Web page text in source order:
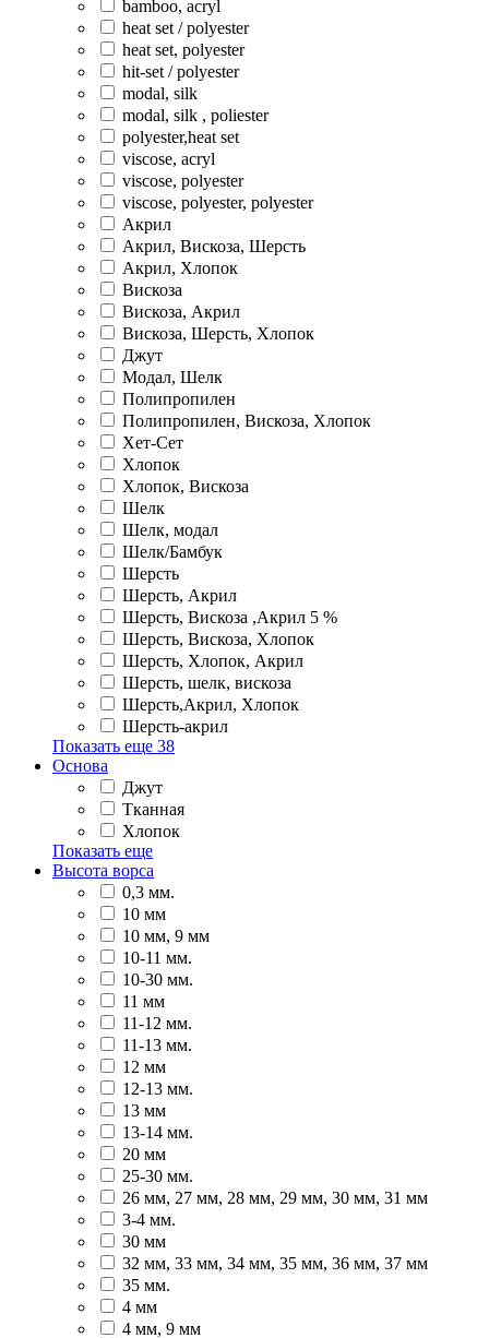
bamboo, acryl
heat set / polyester
heat set, polyester
hit-set / polyester
modal, silk
modal, silk , poliester
polyester,heat set
viscose, acryl
viscose, polyester
viscose, polyester, polyester
Акрил
Акрил, Вискоза, Шерсть
Акрил, Хлопок
Вискоза
Вискоза, Акрил
Вискоза, Шерсть, Хлопок
Джут
Модал, Шелк
Полипропилен
Полипропилен, Вискоза, Хлопок
Хет-Сет
Хлопок
Хлопок, Вискоза
Шелк
Шелк, модал
Шелк/Бамбук
Шерсть
Шерсть, Акрил
Шерсть, Вискоза ,Акрил 5 %
Шерсть, Вискоза, Хлопок
Шерсть, Хлопок, Акрил
Шерсть, шелк, вискоза
Шерсть,Акрил, Хлопок
Шерсть-акрил
Показать еще 38
Основа
Джут
Тканная
Хлопок
Показать еще
Высота ворса
0,3 мм.
10 мм
10 мм, 9 мм
10-11 мм.
10-30 мм.
11 мм
11-12 мм.
11-13 мм.
12 мм
12-13 мм.
13 мм
13-14 мм.
20 мм
25-30 мм.
26 мм, 27 мм, 28 мм, 29 мм, 30 мм, 31 мм
3-4 мм.
30 мм
32 мм, 33 мм, 34 мм, 35 мм, 36 мм, 37 мм
35 мм.
4 мм
4 мм, 9 мм